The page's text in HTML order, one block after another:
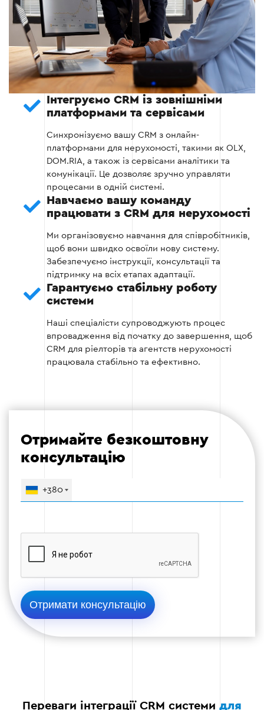
Налаштування функціоналу для управління
лідами, об'єктами та угодами.
Адаптація системи під бізнес-процеси
агентства.
Етап 3
Етап 4 — Автоматизація процесів
обробки заявок, управління комунікаціями та
виконання інших рутинних завдань. Це дозволяє
значно підвищити ефективність роботи
ріелторів.
Створення автоматичних розсилок.
Автоматизація створення договорів та
інших документів.
Етап 4
системи на реальних даних, щоб переконатися
у її коректній роботі. У разі необхідності
функціоналу.
Інтегруємо CRM із зовнішніми
платформами та сервісами
Синхронізуємо вашу CRM з онлайн-
платформами для нерухомості, такими як OLX,
DOM.RIA, а також із сервісами аналітики та
комунікації. Це дозволяє зручно управляти
процесами в одній системі.
Навчаємо вашу команду
працювати з CRM для нерухомості
Ми організовуємо навчання для співробітників,
щоб вони швидко освоїли нову систему.
Забезпечуємо інструкції, консультації та
підтримку на всіх етапах адаптації.
Гарантуємо стабільну роботу
системи
Наші спеціалісти супроводжують процес
впровадження від початку до завершення, щоб
CRM для ріелторів та агентств нерухомості
працювала стабільно та ефективно.
Отримайте безкоштовну
консультацію
+380
Переваги інтеграції CRM системи для